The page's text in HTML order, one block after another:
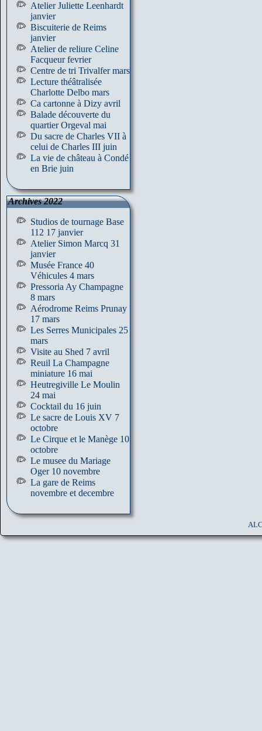
Atelier Juliette Leenhardt
janvier
Biscuiterie de Reims
janvier
Atelier de reliure Celine
Facqueur fevrier
Centre de tri Trivalfer mars
Lecture théâtralisée
Charlotte Delbo mars
Ca cartonne à Dizy avril
Balade découverte du
quartier Orgeval mai
Du sacre de Charles VII à
celui de Charles III juin
La vie de château à Condé
en Brie juin
Archives 2022
Studios de tournage Base
112 17 janvier
Atelier Simon Marcq 31
janvier
Musée France 40
Véhicules 4 mars
Pressoria Ay Champagne
8 mars
Aérodrome Reims Prunay
17 mars
Les Serres Municipales 25
mars
Visite au Shed 7 avril
Reuil La Champagne
miniature 16 mai
Heutregiville Le Moulin
24 mai
Cocktail du 16 juin
Le sacre de Louis XV 7
octobre
Le Cirque et le Manège 10
octobre
Le musee du Mariage
Oger 10 novembre
La gare de Reims
novembre et decembre